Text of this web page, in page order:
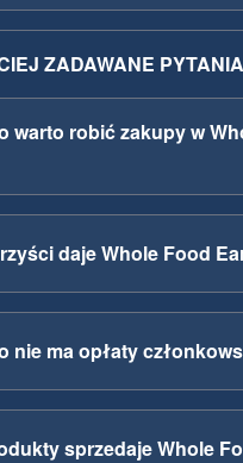
ZADAWANE PYTANIA
warto robić zakupy w
daje Whole Food
nie ma opłaty
sprzedaje Whole